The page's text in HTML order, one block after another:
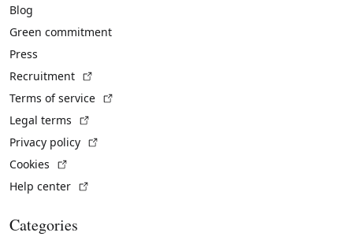
Blog
Green commitment
Press
Recruitment
Terms of service
Legal terms
Privacy policy
Cookies
Help center
Categories